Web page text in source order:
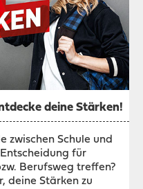
deine Stärken!
zwischen Schule und
für
Berufsweg treffen?
deine Stärken zu